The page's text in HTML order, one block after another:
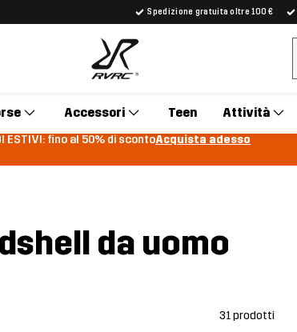
Spedizione gratuita oltre 100 €
Accessori Teen Attività
ESTIVI: fino al 50% di scontoAcquista adesso
da uomo
31 prodotti